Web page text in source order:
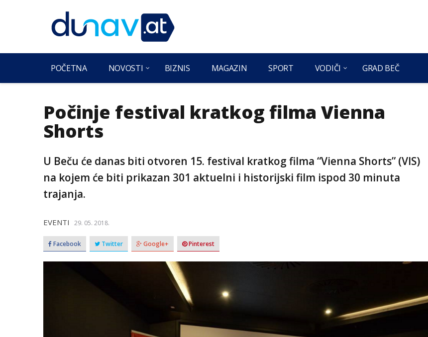
POČETNA NOVOSTI BIZNIS MAGAZIN SPORT VODIČI GRAD BEČ
Počinje festival kratkog filma Vienna
Shorts
U Beču će danas biti otvoren 15. festival kratkog filma “Vienna Shorts” (VIS)
na kojem će biti prikazan 301 aktuelni i historijski film ispod 30 minuta
trajanja.
EVENTI 29. 05. 2018.
Facebook Twitter Google+ Pinterest